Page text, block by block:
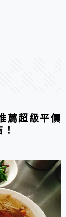
薦超級平價